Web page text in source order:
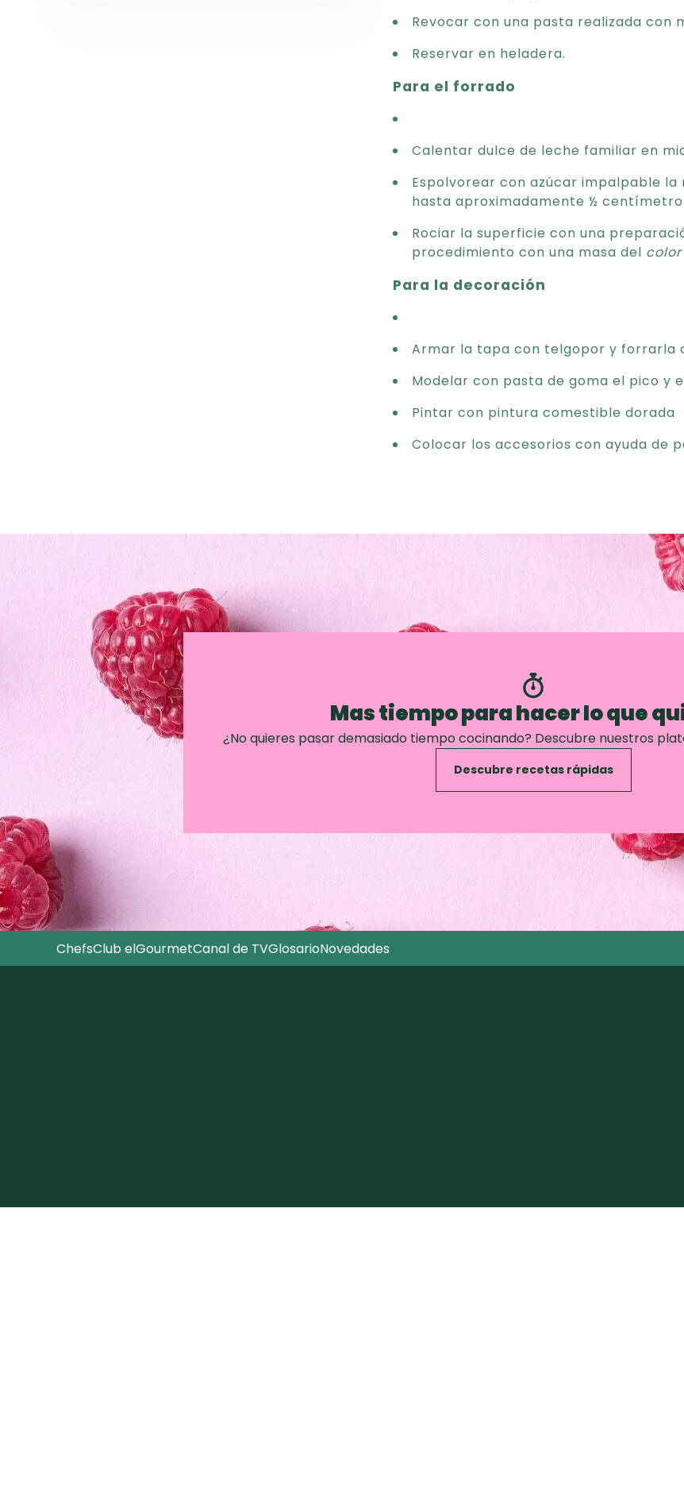
Revocar con una pasta realizada con
Reservar en heladera.
Para el forrado
Calentar dulce de leche familiar en
Espolvorear con azúcar impalpable
hasta aproximadamente ½
Rociar la superficie con una
procedimiento con una masa del color
Para la decoración
Armar la tapa con telgopor y forrarla
Modelar con pasta de goma el pico y
Pintar con pintura comestible dorada
Colocar los accesorios con ayuda de
Mas tiempo para hacer lo que
¿No quieres pasar demasiado tiempo cocinando? Descubre nuestros
Descubre recetas rápidas
ChefsClub elGourmetCanal de TVGlosarioNovedades